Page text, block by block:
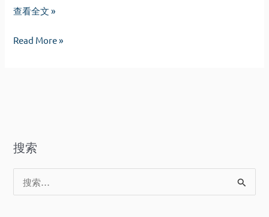
请
告
伤
查看全文 »
请
悲
伤
Read More »
搜索
索